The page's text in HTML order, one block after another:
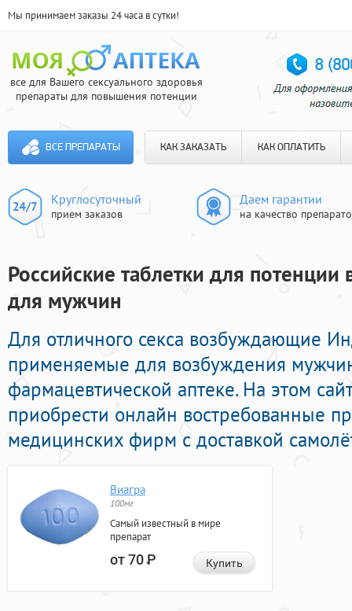
Мы принимаем заказы 24 часа в сутки!
все для Вашего сексуального здоровья
препараты для повышения потенции
ВСЕ ПРЕПАРАТЫ КАК ЗАКАЗАТЬ КАК ОПЛАТИТЬ
Круглосуточный
прием заказов
Даем гарантии
на качество
Российские таблетки для потенции
для мужчин
Для отличного секса возбуждающие
применяемые для возбуждения
фармацевтической аптеке. На этом
приобрести онлайн востребованные
медицинских фирм с доставкой
Виагра
100мг
Самый известный в мире
препарат
от 70Р Купить